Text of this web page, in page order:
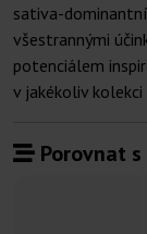
sativa-
všestrannými
potenciálem
v jakékoliv kolekci
Porovnat